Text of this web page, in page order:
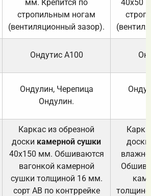
мм. Крепится по
стропильным ногам
(вентиляционный зазор).
40х50
Ондутис А100
Ондулин, Черепица
Ондулин.
Каркас из обрезной
доски камерной сушки
40х150 мм. Обшиваются
вагонкой камерной
сушки толщиной 16 мм.
сорт АВ по контррейке
доски